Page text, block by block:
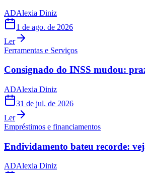
ADAlexia Diniz
1 de ago. de 2026
Ler
Ferramentas e Serviços
Consignado do INSS mudou:
ADAlexia Diniz
31 de jul. de 2026
Ler
Empréstimos e financiamentos
Endividamento bateu recorde:
ADAlexia Diniz